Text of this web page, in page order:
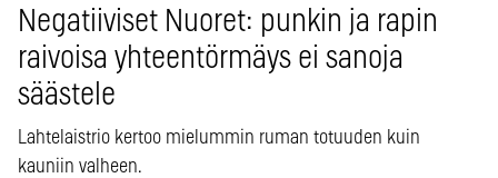
Negatiiviset Nuoret: punkin ja rapin
raivoisa yhteentörmäys ei sanoja
säästele
Lahtelaistrio kertoo mielummin ruman totuuden kuin
kauniin valheen.